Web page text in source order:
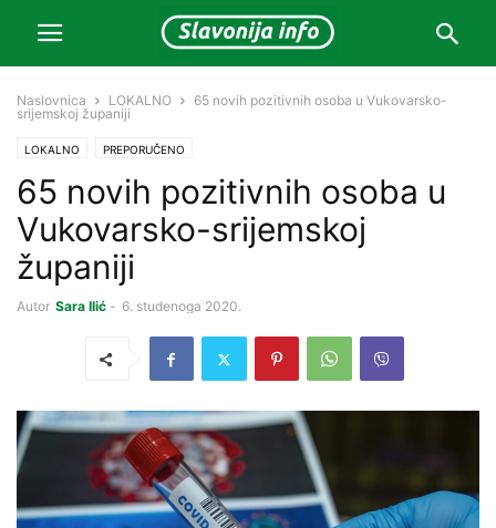
Naslovnica LOKALNO
65 novih pozitivnih osoba u Vukovarsko-
srijemskoj županiji
LOKALNO PREPORUČENO
65 novih pozitivnih osoba u
Vukovarsko-srijemskoj
županiji
Autor Sara Ilić - 6. studenoga 2020.